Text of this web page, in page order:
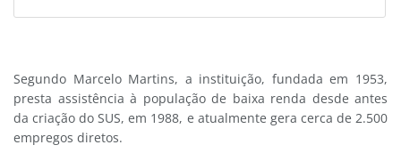
Segundo Marcelo Martins, a instituição, fundada em 1953,
presta assistência à população de baixa renda desde antes
da criação do SUS, em 1988, e atualmente gera cerca de 2.500
empregos diretos.